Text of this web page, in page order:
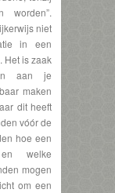
worden”.
niet
in een
Het is zaak
aan je
maken
dit heeft
vóór de
hoe een
welke
mogen
om een